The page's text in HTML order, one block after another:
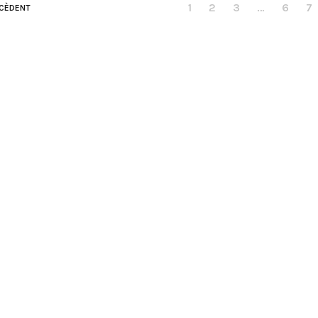
1 2 3 … 6 7